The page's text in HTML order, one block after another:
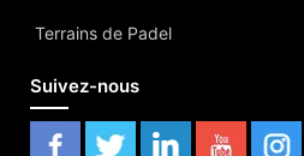
Terrains de Padel
Suivez-nous